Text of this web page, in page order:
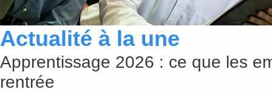
Actualité à la une
Apprentissage 2026 : ce que les
rentrée